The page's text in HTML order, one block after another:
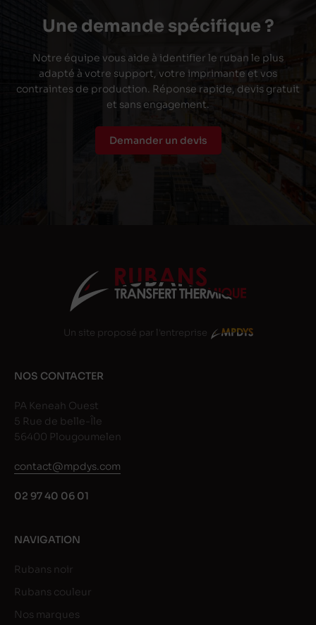
Une demande spécifique ?
Notre équipe vous aide à identifier le ruban le plus
adapté à votre support, votre imprimante et vos
contraintes de production. Réponse rapide, devis gratuit
et sans engagement.
Demander un devis
Un site proposé par l'entreprise
NOS CONTACTER
PA Keneah Ouest
5 Rue de belle-Île
56400 Plougoumelen
contact@mpdys.com
02 97 40 06 01
NAVIGATION
Rubans noir
Rubans couleur
Nos marques